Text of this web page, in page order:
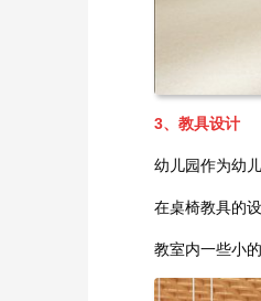
3、教具设计
幼儿园作为幼
在桌椅教具的
教室内一些小